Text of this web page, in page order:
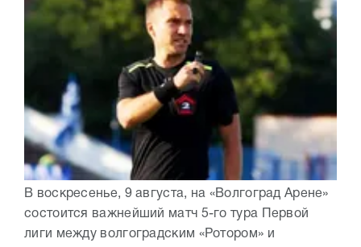
В воскресенье, 9 августа, на «Волгоград Арене»
состоится важнейший матч 5-го тура Первой
лиги между волгоградским «Ротором» и